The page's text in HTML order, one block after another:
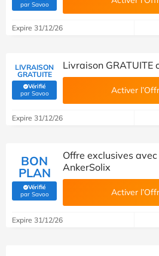
par Savoo(Vérifié par Savoo)
Expire 31/12/26
LIVRAISON
GRATUITE
Vérifié
par Savoo(Vérifié par Savoo)
Livraison GRATUITE
Activer
Expire 31/12/26
BON
PLAN
Vérifié
par Savoo(Vérifié par Savoo)
Offre exclusives
AnkerSolix
Activer
Expire 31/12/26